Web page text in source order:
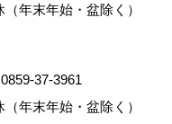
年末年始・盆除く）
37-3961
年末年始・盆除く）